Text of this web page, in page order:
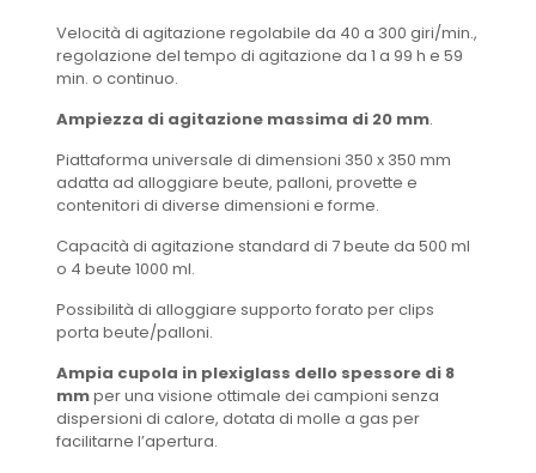
Velocità di agitazione regolabile da 40 a 300 giri/min.,
regolazione del tempo di agitazione da 1 a 99 h e 59
min. o continuo.
Ampiezza di agitazione massima di 20 mm.
Piattaforma universale di dimensioni 350 x 350 mm
adatta ad alloggiare beute, palloni, provette e
contenitori di diverse dimensioni e forme.
Capacità di agitazione standard di 7 beute da 500 ml
o 4 beute 1000 ml.
Possibilità di alloggiare supporto forato per clips
porta beute/palloni.
Ampia cupola in plexiglass dello spessore di 8
mmper una visione ottimale dei campioni senza
dispersioni di calore, dotata di molle a gas per
facilitarne l’apertura.